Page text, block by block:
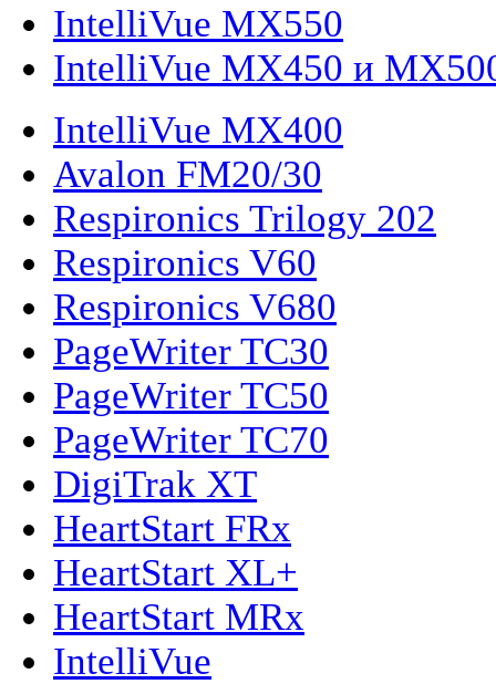
IntelliVue MX550
IntelliVue MX450 и
IntelliVue MX400
Avalon FM20/30
Respironics Trilogy 202
Respironics V60
Respironics V680
PageWriter TC30
PageWriter TC50
PageWriter TC70
DigiTrak XT
HeartStart FRx
HeartStart XL+
HeartStart MRx
IntelliVue